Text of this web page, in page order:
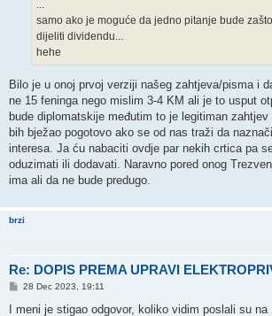
...
samo ako je moguće da jedno pitanje bude
dijeliti dividendu...
hehe
Bilo je u onoj prvoj verziji našeg zahtjeva/pisma i
ne 15 feninga nego mislim 3-4 KM ali je to usput
bude diplomatskije međutim to je legitiman
bih bježao pogotovo ako se od nas traži da
interesa. Ja ću nabaciti ovdje par nekih crtica pa
oduzimati ili dodavati. Naravno pored onog
ima ali da ne bude predugo.
brzi
Re: DOPIS PREMA UPRAVI
P
s
28 Dec 2023, 19:11
I meni je stigao odgovor, koliko vidim poslali su na